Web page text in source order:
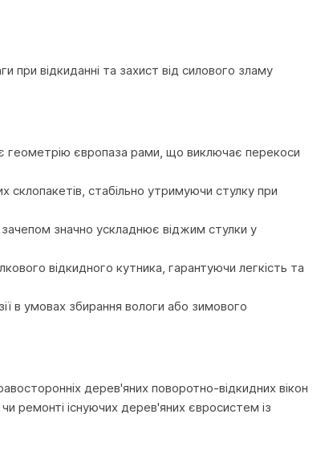
при відкиданні та захист від силового зламу
геометрію європаза рами, що виключає перекоси
склопакетів, стабільно утримуючи стулку при
значно ускладнює віджим стулки у
відкидного кутника, гарантуючи легкість та
в умовах збирання вологи або зимового
дерев'яних поворотно-відкидних вікон
ремонті існуючих дерев'яних євросистем із